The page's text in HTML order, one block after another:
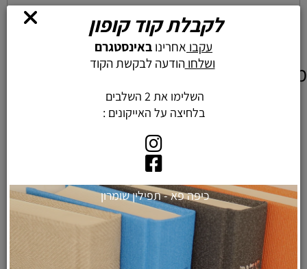
מוצרים דומים
פמוטים מודרניים בלוק בטון
נמוך - צבע שיש מקושקש
לקבלת קוד קופון
עקבו אחרינו באינסטגרם
ושלחוהודעה לבקשת הקוד
השלימו את 2 השלבים
בלחיצה על האייקונים :
כיפה פא - תפילין שומרון